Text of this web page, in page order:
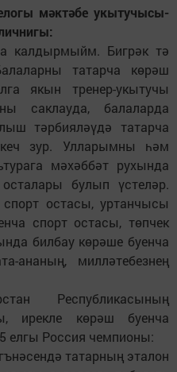
мәктәбе укытучысы-
калдырмыйм. Бигрәк тә
татарча көрәш
якын тренер-укытучы
саклауда, балаларда
тәрбияләүдә татарча
зур. Улларымны һәм
мәхәббәт рухында
булып үстеләр.
остасы, уртанчысы
спорт остасы, төпчек
билбау көрәше буенча
ананың, милләтебезнең
Республикасының
ирекле көрәш буенча
елгы Россия чемпионы:
татарның эталон